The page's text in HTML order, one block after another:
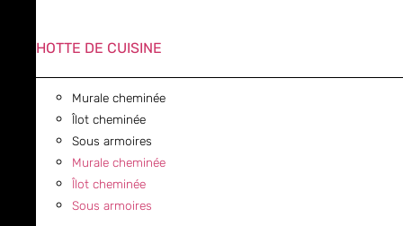
HOTTE DE CUISINE
Murale cheminée
Îlot cheminée
Sous armoires
Murale cheminée
Îlot cheminée
Sous armoires